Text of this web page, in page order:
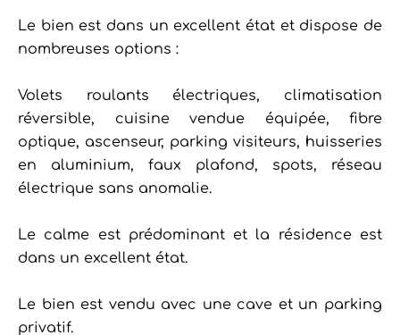
Le bien est dans un excellent état et dispose de
nombreuses options :
Volets roulants électriques, climatisation
réversible, cuisine vendue équipée, fibre
optique, ascenseur, parking visiteurs, huisseries
en aluminium, faux plafond, spots, réseau
électrique sans anomalie.
Le calme est prédominant et la résidence est
dans un excellent état.
Le bien est vendu avec une cave et un parking
privatif.